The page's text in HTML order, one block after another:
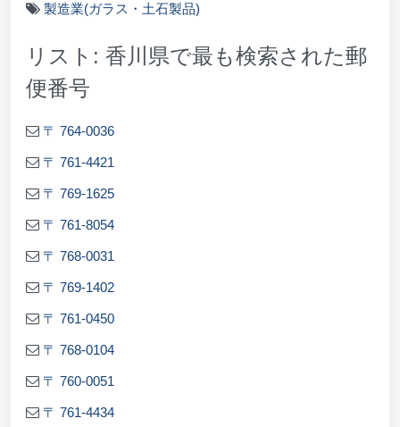
製造業(ガラス・土石製品)
リスト: 香川県で最も検索された郵
便番号
〒 764-0036
〒 761-4421
〒 769-1625
〒 761-8054
〒 768-0031
〒 769-1402
〒 761-0450
〒 768-0104
〒 760-0051
〒 761-4434